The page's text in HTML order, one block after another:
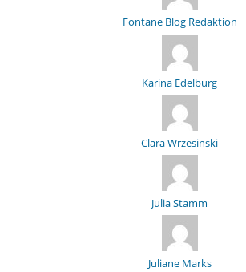
Fontane Blog Redaktion
Karina Edelburg
Clara Wrzesinski
Julia Stamm
Juliane Marks